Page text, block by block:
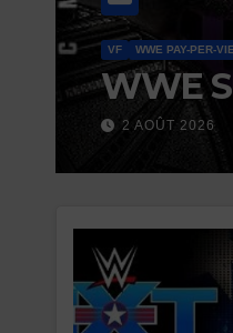
WWE PAY-PER-VIEW
WWE
2026
19 JUILLET